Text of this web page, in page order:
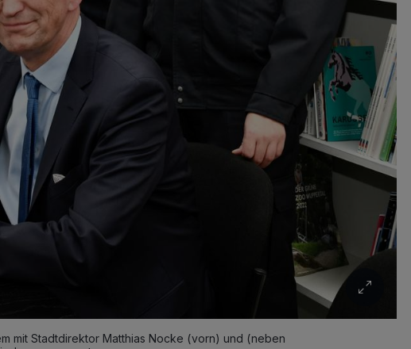
mit Stadtdirektor Matthias Nocke (vorn) und (neben